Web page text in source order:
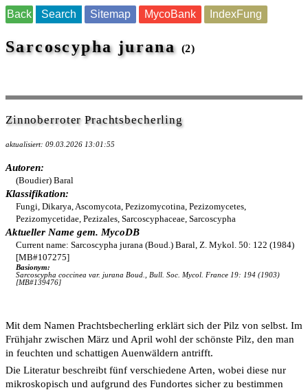
Back Search Sitemap MycoBank IndexFung
Sarcoscypha jurana (2)
Zinnoberroter Prachtsbecherling
aktualisiert: 09.03.2026 13:01:55
Autoren:
(Boudier) Baral
Klassifikation:
Fungi, Dikarya, Ascomycota, Pezizomycotina, Pezizomycetes,
Pezizomycetidae, Pezizales, Sarcoscyphaceae, Sarcoscypha
Aktueller Name gem. MycoDB
Current name: Sarcoscypha jurana (Boud.) Baral, Z. Mykol. 50: 122 (1984)
[MB#107275]
Basionym:
Sarcoscypha coccinea var. jurana Boud., Bull. Soc. Mycol. France 19: 194 (1903)
[MB#139476]
Mit dem Namen Prachtsbecherling erklärt sich der Pilz von selbst. Im
Frühjahr zwischen März und April wohl der schönste Pilz, den man
in feuchten und schattigen Auenwäldern antrifft.
Die Literatur beschreibt fünf verschiedene Arten, wobei diese nur
mikroskopisch und aufgrund des Fundortes sicher zu bestimmen